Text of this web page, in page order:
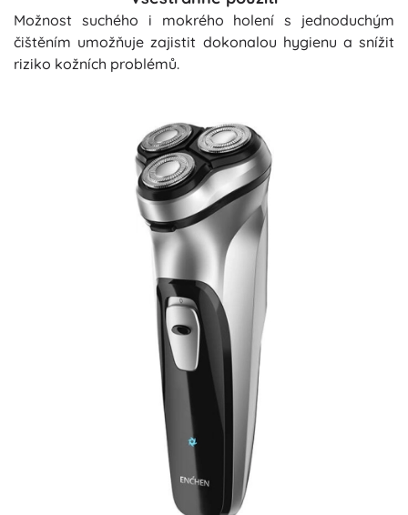
Možnost suchého i mokrého holení s jednoduchým
čištěním umožňuje zajistit dokonalou hygienu a snížit
riziko kožních problémů.